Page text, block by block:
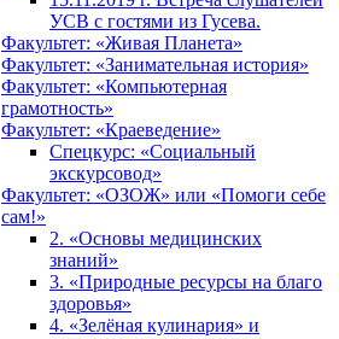
УСВ с гостями из Гусева.
Факультет: «Живая Планета»
Факультет: «Занимательная история»
Факультет: «Компьютерная
грамотность»
Факультет: «Краеведение»
Спецкурс: «Социальный
экскурсовод»
Факультет: «ОЗОЖ» или «Помоги себе
сам!»
2. «Основы медицинских
знаний»
3. «Природные ресурсы на благо
здоровья»
4. «Зелёная кулинария» и